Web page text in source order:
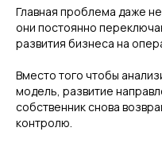
Главная проблема даже
они постоянно
развития бизнеса на
Вместо того чтобы
модель, развитие
собственник снова
контролю.